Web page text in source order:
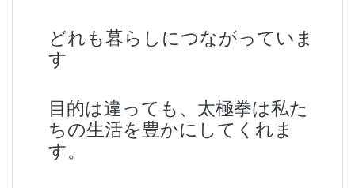
どれも暮らしにつながっていま
す
目的は違っても、太極拳は私た
ちの生活を豊かにしてくれま
す。